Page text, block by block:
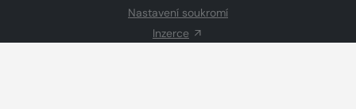
Nastavení soukromí
Inzerce